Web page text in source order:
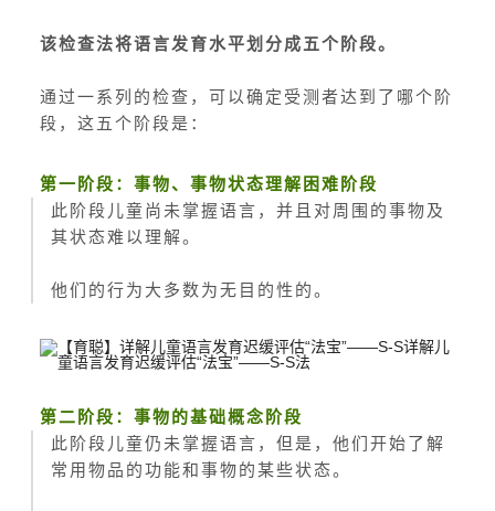
该检查法将语言发育水平划分成五个阶段。
通过一系列的检查，可以确定受测者达到了哪个阶
段，这五个阶段是：
第一阶段：事物、事物状态理解困难阶段
此阶段儿童尚未掌握语言，并且对周围的事物及
其状态难以理解。
他们的行为大多数为无目的性的。
第二阶段：事物的基础概念阶段
此阶段儿童仍未掌握语言，但是，他们开始了解
常用物品的功能和事物的某些状态。